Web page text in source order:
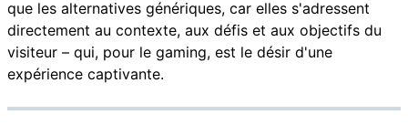
que les alternatives génériques, car elles s'adressent
directement au contexte, aux défis et aux objectifs du
visiteur – qui, pour le gaming, est le désir d'une
expérience captivante.